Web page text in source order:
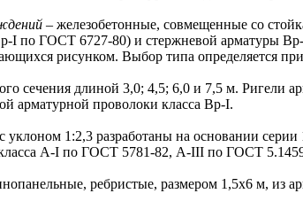
– железобетонные, совмещенные со
I по ГОСТ 6727-80) и стержневой арматуры
рисунком. Выбор типа определяется при
сечения длиной 3,0; 4,5; 6,0 и 7,5 м. Ригели
арматурной проволоки класса Вр-I.
уклоном 1:2,3 разработаны на основании серии
А-I по ГОСТ 5781-82, A-III по ГОСТ
ребристые, размером 1,5х6 м,